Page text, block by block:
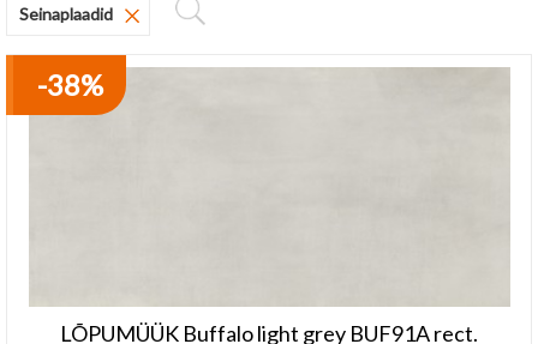
Seinaplaadid Eemalda filter
LÕPUMÜÜK Buffalo light grey BUF91A rect.